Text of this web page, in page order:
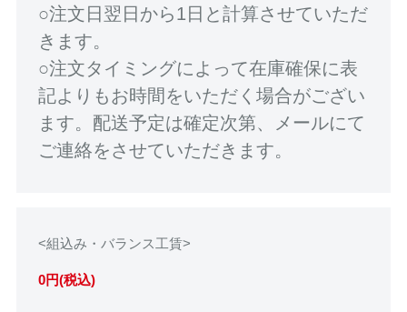
○注文日翌日から1日と計算させていただ
きます。
○注文タイミングによって在庫確保に表
記よりもお時間をいただく場合がござい
ます。配送予定は確定次第、メールにて
ご連絡をさせていただきます。
<組込み・バランス工賃>
0円(税込)